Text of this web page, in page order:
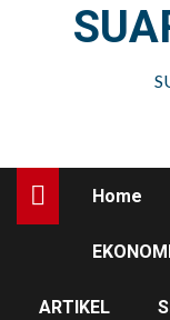
Home
ARTIKEL